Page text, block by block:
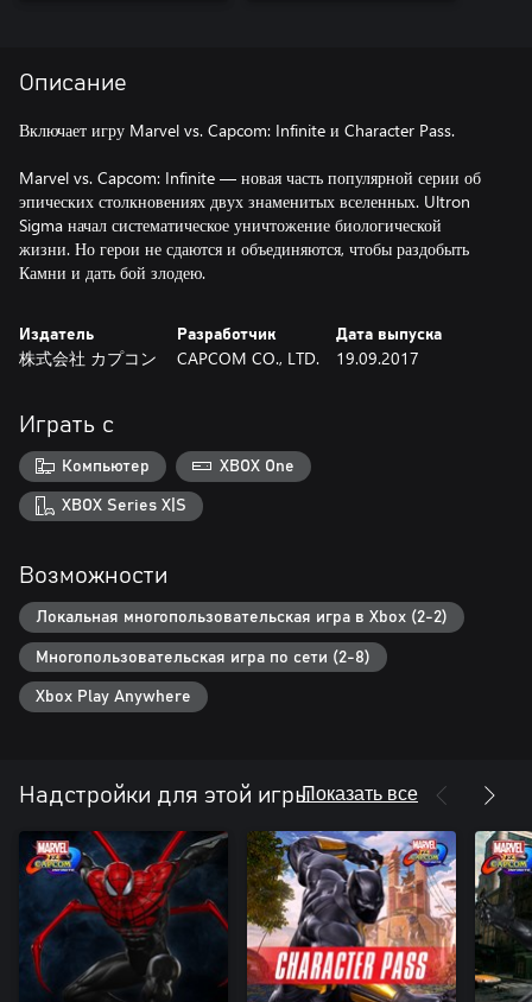
Описание
Включает игру Marvel vs. Capcom: Infinite и Character Pass.
Marvel vs. Capcom: Infinite — новая часть популярной серии об
эпических столкновениях двух знаменитых вселенных. Ultron
Sigma начал систематическое уничтожение биологической
жизни. Но герои не сдаются и объединяются, чтобы раздобыть
Камни и дать бой злодею.
Издатель
株式会社 カプコン
Разработчик
CAPCOM CO., LTD.
Дата выпуска
19.09.2017
Играть с
Компьютер XBOX One
XBOX Series X|S
Возможности
Локальная многопользовательская игра в Xbox (2-2)
Многопользовательская игра по сети (2-8)
Xbox Play Anywhere
Надстройки для этой игрыПоказать все